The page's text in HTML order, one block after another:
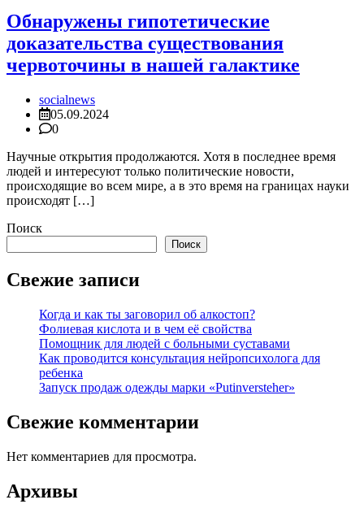
Обнаружены гипотетические
доказательства существования
червоточины в нашей галактике
socialnews
05.09.2024
0
Научные открытия продолжаются. Хотя в последнее время
людей и интересуют только политические новости,
происходящие во всем мире, а в это время на границах науки
происходят […]
Поиск
Поиск
Свежие записи
Когда и как ты заговорил об алкостоп?
Фолиевая кислота и в чем её свойства
Помощник для людей с больными суставами
Как проводится консультация нейропсихолога для
ребенка
Запуск продаж одежды марки «Putinversteher»
Свежие комментарии
Нет комментариев для просмотра.
Архивы